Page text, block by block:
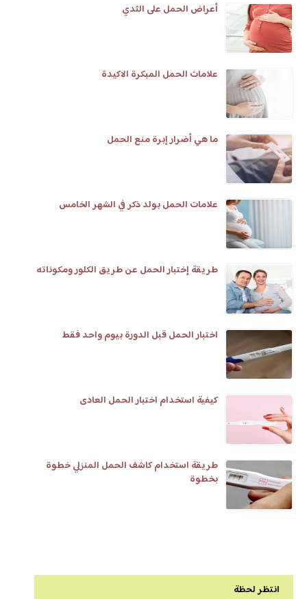
أعراض الحمل على الثدي
علامات الحمل المبكرة الاكيدة
ما هي أضرار إبرة منع الحمل
علامات الحمل بولد ذكر في الشهر الخامس
طريقة إختبار الحمل عن طريق الكلور ومكوناته
اختبار الحمل قبل الدورة بيوم واحد فقط
كيفية استخدام اختبار الحمل العادى
طريقة استخدام كاشف الحمل المنزلي خطوة
بخطوة
انتظر لحظة